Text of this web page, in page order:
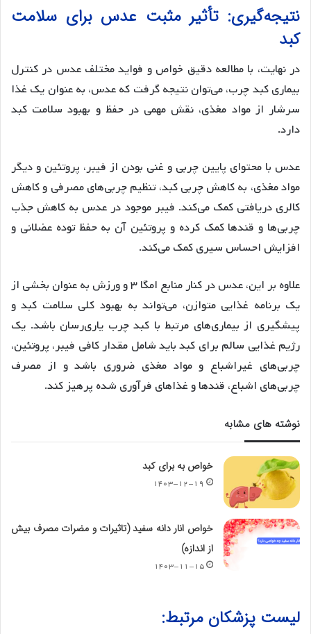
نتیجه‌گیری: تأثیر مثبت عدس برای سلامت
کبد
در نهایت، با مطالعه دقیق خواص و فواید مختلف عدس در کنترل
بیماری کبد چرب، می‌توان نتیجه گرفت که عدس، به عنوان یک غذا
سرشار از مواد مغذی، نقش مهمی در حفظ و بهبود سلامت کبد
دارد.
عدس با محتوای پایین چربی و غنی بودن از فیبر، پروتئین و دیگر
مواد مغذی، به کاهش چربی کبد، تنظیم چربی‌های مصرفی و کاهش
کالری دریافتی کمک می‌کند. فیبر موجود در عدس به کاهش جذب
چربی‌ها و قندها کمک کرده و پروتئین آن به حفظ توده عضلانی و
افزایش احساس سیری کمک می‌کند.
علاوه بر این، عدس در کنار منابع امگا ۳ و ورزش به عنوان بخشی از
یک برنامه غذایی متوازن، می‌تواند به بهبود کلی سلامت کبد و
پیشگیری از بیماری‌های مرتبط با کبد چرب یاری‌رسان باشد. یک
رژیم غذایی سالم برای کبد باید شامل مقدار کافی فیبر، پروتئین،
چربی‌های غیراشباع و مواد مغذی ضروری باشد و از مصرف
چربی‌های اشباع، قندها و غذاهای فرآوری شده پرهیز کند.
نوشته های مشابه
خواص به برای کبد
۱۴۰۳-۱۲-۱۹
خواص انار دانه سفید (تاثیرات و مضرات مصرف بیش
از اندازه)
۱۴۰۳-۱۱-۱۵
لیست پزشکان مرتبط: